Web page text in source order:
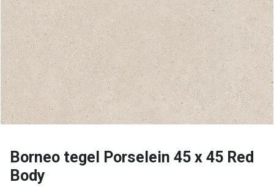
Borneo tegel Porselein 45 x 45 Red
Body